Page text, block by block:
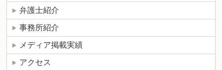
弁護士紹介
事務所紹介
メディア掲載実績
アクセス